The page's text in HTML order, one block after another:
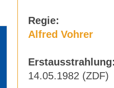
Regie:
Alfred Vohrer
14.05.1982 (ZDF)